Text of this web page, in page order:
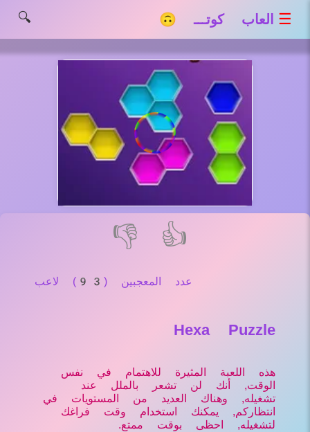
☰ العاب كوتـــ 🙃 🔍
👍
👎
عدد المعجبين (93) لاعب
Hexa Puzzle
هذه اللعبة المثيرة للاهتمام في نفس
الوقت, أنك لن تشعر بالملل عند
تشغيله, وهناك العديد من المستويات في
انتظاركم, يمكنك استخدام وقت فراغك
لتشغيله, احظى بوقت ممتع.